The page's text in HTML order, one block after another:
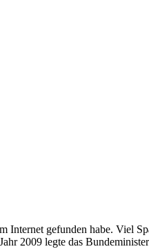
Internet gefunden habe. Viel
2009 legte das